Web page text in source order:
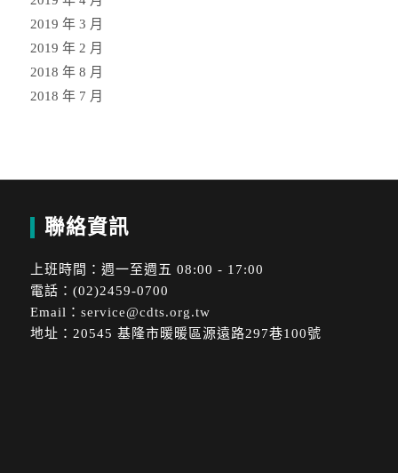
2019 年 3 月
2019 年 2 月
2018 年 8 月
2018 年 7 月
聯絡資訊
上班時間：週一至週五 08:00 - 17:00
電話：(02)2459-0700
Email： service@cdts.org.tw
地址：20545 基隆市暖暖區源遠路297巷100號